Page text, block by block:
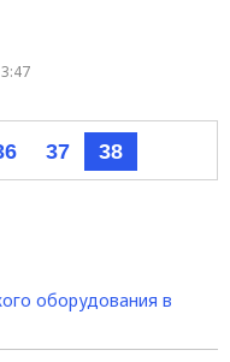
37 38
оборудования в